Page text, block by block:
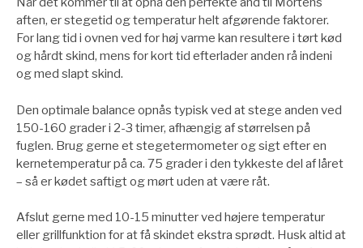
aften, er stegetid og temperatur helt afgørende faktorer.
For lang tid i ovnen ved for høj varme kan resultere i tørt kød
og hårdt skind, mens for kort tid efterlader anden rå indeni
og med slapt skind.
Den optimale balance opnås typisk ved at stege anden ved
150-160 grader i 2-3 timer, afhængig af størrelsen på
fuglen. Brug gerne et stegetermometer og sigt efter en
kernetemperatur på ca. 75 grader i den tykkeste del af låret
– så er kødet saftigt og mørt uden at være råt.
Afslut gerne med 10-15 minutter ved højere temperatur
eller grillfunktion for at få skindet ekstra sprødt. Husk altid at